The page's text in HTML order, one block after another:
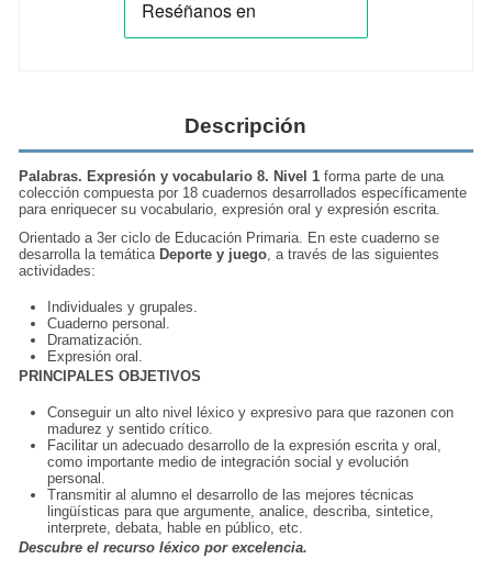
Descripción
Palabras. Expresión y vocabulario 8. Nivel 1 forma parte de una
colección compuesta por 18 cuadernos desarrollados específicamente
para enriquecer suvocabulario, expresión oral y expresión escrita.
Orientado a 3er ciclo de Educación Primaria. En este cuaderno se
desarrolla la temática Deporte y juego , a través de las siguientes
actividades:
Individuales y grupales.
Cuaderno personal.
Dramatización.
Expresión oral.
PRINCIPALES OBJETIVOS
Conseguir un alto nivel léxico y expresivo para que razonen con
madurez y sentido crítico.
Facilitar un adecuado desarrollo de la expresión escrita y oral,
como importante medio de integración social y evolución
personal.
Transmitir alalumno el desarrollo de las mejores técnicas
lingüísticas para que argumente, analice, describa, sintetice,
interprete, debata, hable en público, etc.
Descubre el recurso léxico por excelencia.